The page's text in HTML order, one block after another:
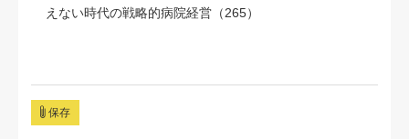
えない時代の戦略的病院経営（265）
保存